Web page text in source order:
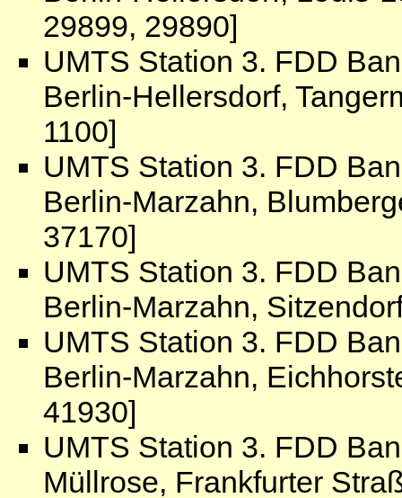
29899, 29890]
UMTS Station 3. FDD
Berlin-Hellersdorf,
1100]
UMTS Station 3. FDD
Berlin-Marzahn,
37170]
UMTS Station 3. FDD
Berlin-Marzahn,
UMTS Station 3. FDD
Berlin-Marzahn,
41930]
UMTS Station 3. FDD
Müllrose, Frankfurter